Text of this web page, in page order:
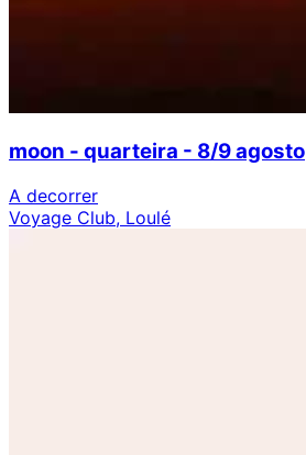
moon - quarteira - 8/9 agosto
A decorrer
Voyage Club, Loulé